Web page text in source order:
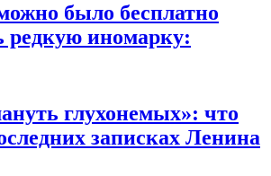
было бесплатно
редкую иномарку:
глухонемых»: что
записках Ленина